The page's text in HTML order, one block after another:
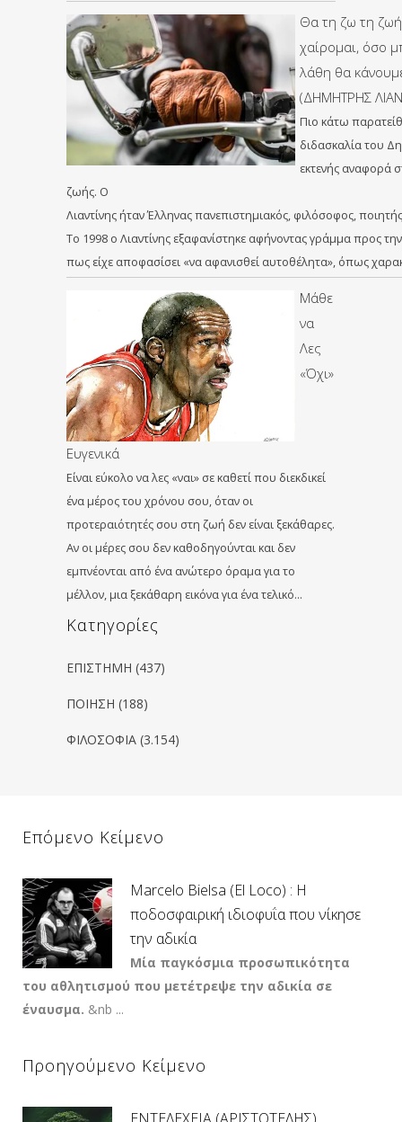
Θα τη ζω τη
χαίρομαι, όσο
λάθη θα
(ΔΗΜΗΤΡΗΣ
Πιο κάτω
διδασκαλία του
εκτενής αναφορά
ζωής. Ο
Λιαντίνης ήταν Έλληνας πανεπιστημιακός, φιλόσοφος,
Το 1998 ο Λιαντίνης εξαφανίστηκε αφήνοντας γράμμα προς
πως είχε αποφασίσει «να αφανισθεί αυτοθέλητα», όπως
Μάθε
να
Λες
«Όχι»
Ευγενικά
Είναι εύκολο να λες «ναι» σε καθετί που διεκδικεί
ένα μέρος του χρόνου σου, όταν οι
προτεραιότητές σου στη ζωή δεν είναι ξεκάθαρες.
Αν οι μέρες σου δεν καθοδηγούνται και δεν
εμπνέονται από ένα ανώτερο όραμα για το
μέλλον, μια ξεκάθαρη εικόνα για ένα τελικό…
Kατηγορίες
ΕΠΙΣΤΗΜΗ (437)
ΠΟΙΗΣΗ (188)
ΦΙΛΟΣΟΦΙΑ (3.154)
Επόμενο Κείμενο
Marcelo Bielsa (El Loco) : Η
ποδοσφαιρική ιδιοφυΐα που νίκησε
την αδικία
Μία παγκόσμια προσωπικότητα
του αθλητισμού που μετέτρεψε την αδικία σε
έναυσμα. &nb ...
Προηγούμενο Κείμενο